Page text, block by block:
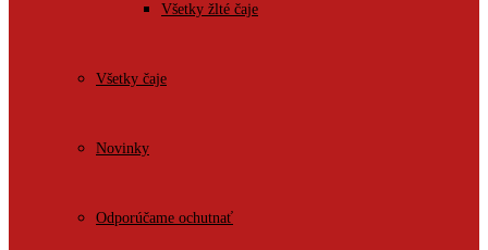
Všetky žlté čaje
Všetky čaje
Novinky
Odporúčame ochutnať